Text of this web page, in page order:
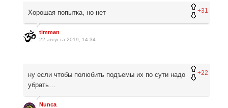
+31
Хорошая попытка, но нет
timman
22 августа 2019, 14:34
+22
ну если чтобы полюбить подъемы их по сути надо
убрать…
Nunca